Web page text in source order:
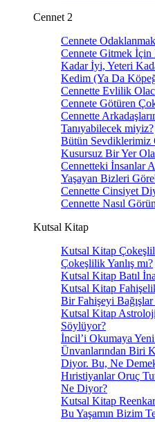
Cennet 2
Cennete
Cennete Gitmek
Kadar İyi, Yeteri
Kedim (Ya Da
Cennette Evlilik
Cennete Götüren
Cennette
Tanıyabilecek miyiz?
Bütün Sevdiklerimiz
Kusursuz Bir Yer
Cennetteki İnsanlar
Yaşayan Bizleri
Cennette Cinsiyet
Cennette Nasıl
Kutsal Kitap
Kutsal Kitap
Çokeşlilik Yanlış mı?
Kutsal Kitap Batıl
Kutsal Kitap
Bir Fahişeyi Bağışlar
Kutsal Kitap
Söylüyor?
İncil’i Okumaya Yeni
Ünvanlarından Biri
Diyor. Bu, Ne
Hıristiyanlar Oruç
Ne Diyor?
Kutsal Kitap
Bu Yaşamın Bizim